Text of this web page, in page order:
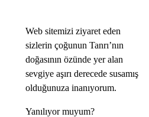
Web sitemizi ziyaret eden
sizlerin çoğunun Tanrı’nın
doğasının özünde yer alan
sevgiye aşırı derecede susamış
olduğunuza inanıyorum.
Yanılıyor muyum?